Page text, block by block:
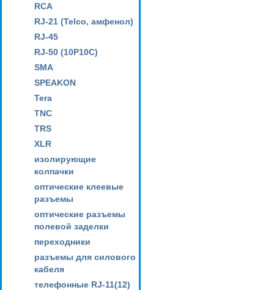
RCA
RJ-21 (Telco, амфенол)
RJ-45
RJ-50 (10P10C)
SMA
SPEAKON
Tera
TNC
TRS
XLR
изолирующие
колпачки
оптические клеевые
разъемы
оптические разъемы
полевой заделки
переходники
разъемы для силового
кабеля
телефонные RJ-11(12)